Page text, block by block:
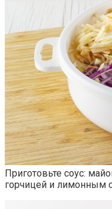
Приготовьте соус:
горчицей и лимонным